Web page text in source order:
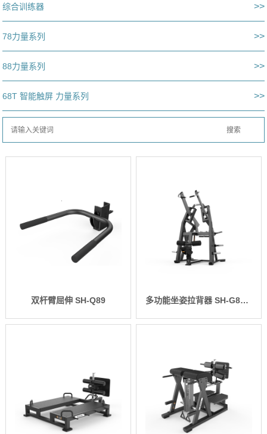
综合训练器 >>
78力量系列 >>
88力量系列 >>
68T 智能触屏 力量系列 >>
双杆臂屈伸 SH-Q89 多功能坐姿拉背器 SH-G8927